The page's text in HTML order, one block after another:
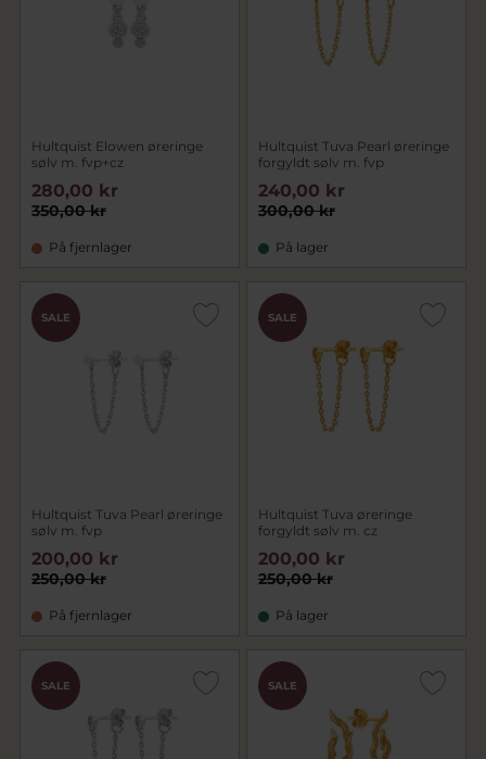
Hultquist Elowen øreringe
sølv m. fvp+cz
350,00 kr
280,00 kr
På fjernlager
Hultquist Tuva Pearl øreringe
forgyldt sølv m. fvp
300,00 kr
240,00 kr
På lager
SALE
Hultquist Tuva Pearl øreringe
sølv m. fvp
250,00 kr
200,00 kr
På fjernlager
SALE
Hultquist Tuva øreringe
forgyldt sølv m. cz
250,00 kr
200,00 kr
På lager
SALE SALE